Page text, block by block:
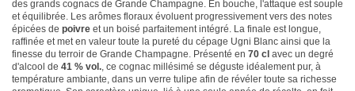
des grands cognacs de Grande Champagne. En bouche, l'attaque est souple
et équilibrée. Les arômes floraux évoluent progressivement vers des notes
épicées de poivre et un boisé parfaitement intégré. La finale est longue,
raffinée et met en valeur toute la pureté du cépage Ugni Blanc ainsi que la
finesse du terroir de Grande Champagne. Présenté en 70 cl avec un degré
d'alcool de 41 % vol., ce cognac millésimé se déguste idéalement pur, à
température ambiante, dans un verre tulipe afin de révéler toute sa richesse